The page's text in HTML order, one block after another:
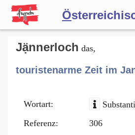
Ö
Wörterbuch
Forum
Blog
Jạ̈nnerloch das,
touristenarme Zeit im
Wortart:
Referenz:
306